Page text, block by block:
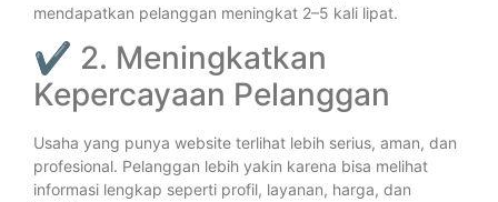
mendapatkan pelanggan meningkat 2–5 kali lipat.
✔ 2. Meningkatkan
Kepercayaan Pelanggan
Usaha yang punya website terlihat lebih serius, aman, dan
profesional. Pelanggan lebih yakin karena bisa melihat
informasi lengkap seperti profil, layanan, harga, dan